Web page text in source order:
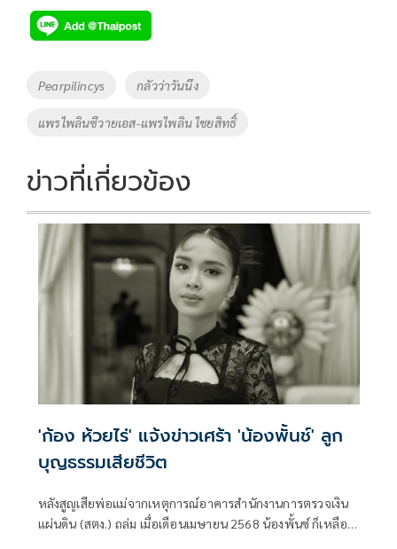
e
b
o
o
k
tt
er
p
y
Li
k
Tags
Pearpilincys กลัวว่าวันนึง
แพรไพลินซีวายเอส-แพรไพลิน ไชยสิทธิ์
ข่าวที่เกี่ยวข้อง
'ก้อง ห้วยไร่' แจ้งข่าวเศร้า 'น้องพั้นช์' ลูก
บุญธรรมเสียชีวิต
หลังสูญเสียพ่อแม่จากเหตุการณ์อาคารสำนักงานการตรวจเงิน
แผ่นดิน (สตง.) ถล่ม เมื่อเดือนเมษายน 2568 น้องพั้นซ์ ก็เหลือ